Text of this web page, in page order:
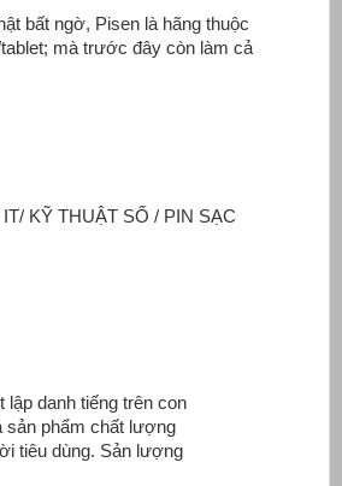
bất ngờ, Pisen là hãng thuộc
mà trước đây còn làm cả
KỸ THUẬT SỐ / PIN SẠC
danh tiếng trên con
sản phẩm chất lượng
tiêu dùng. Sản lượng